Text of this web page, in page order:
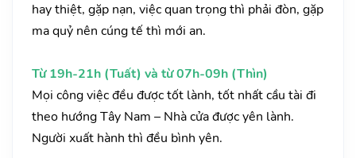
hay thiệt, gặp nạn, việc quan trọng thì phải đòn, gặp
ma quỷ nên cúng tế thì mới an.
Từ 19h-21h (Tuất) và từ 07h-09h (Thìn)
Mọi công việc đều được tốt lành, tốt nhất cầu tài đi
theo hướng Tây Nam – Nhà cửa được yên lành.
Người xuất hành thì đều bình yên.